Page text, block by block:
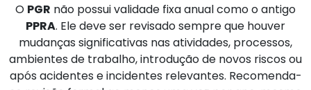
O PGR não possui validade fixa anual como o antigo
PPRA. Ele deve ser revisado sempre que houver
mudanças significativas nas atividades, processos,
ambientes de trabalho, introdução de novos riscos ou
após acidentes e incidentes relevantes. Recomenda-